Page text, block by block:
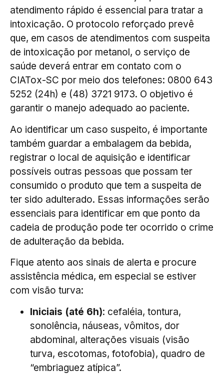
atendimento rápido é essencial para tratar a
intoxicação. O protocolo reforçado prevê
que, em casos de atendimentos com suspeita
de intoxicação por metanol, o serviço de
saúde deverá entrar em contato com o
CIATox-SC por meio dos telefones: 0800 643
5252 (24h) e (48) 3721 9173. O objetivo é
garantir o manejo adequado ao paciente.
Ao identificar um caso suspeito, é importante
também guardar a embalagem da bebida,
registrar o local de aquisição e identificar
possíveis outras pessoas que possam ter
consumido o produto que tem a suspeita de
ter sido adulterado. Essas informações serão
essenciais para identificar em que ponto da
cadeia de produção pode ter ocorrido o crime
de adulteração da bebida.
Fique atento aos sinais de alerta e procure
assistência médica, em especial se estiver
com visão turva:
Iniciais (até 6h): cefaléia, tontura,
sonolência, náuseas, vômitos, dor
abdominal, alterações visuais (visão
turva, escotomas, fotofobia), quadro de
“embriaguez atípica”.